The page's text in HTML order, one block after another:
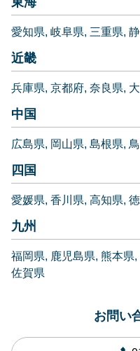
愛知県 岐阜県 三重県
近畿
兵庫県 京都府 奈良県
中国
広島県 岡山県 島根県
四国
愛媛県 香川県 高知県
九州
福岡県 鹿児島県 熊本県
佐賀県
お問い